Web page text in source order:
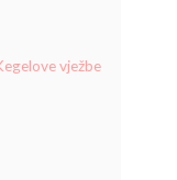
vježbe